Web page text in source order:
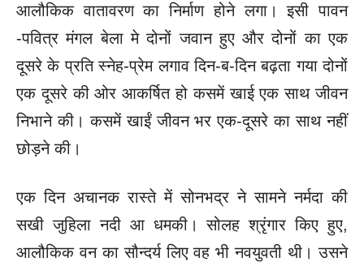
आलौकिक वातावरण का निर्माण होने लगा। इसी पावन
-पवित्र मंगल बेला मे दोनों जवान हुए और दोनों का एक
दूसरे के प्रति स्नेह-प्रेम लगाव दिन-ब-दिन बढ़ता गया दोनों
एक दूसरे की ओर आकर्षित हो कसमें खाई एक साथ जीवन
निभाने की। कसमें खाईं जीवन भर एक-दूसरे का साथ नहीं
छोड़ने की।
एक दिन अचानक रास्ते में सोनभद्र ने सामने नर्मदा की
सखी जुहिला नदी आ धमकी। सोलह श्रृंगार किए हुए,
आलौकिक वन का सौन्दर्य लिए वह भी नवयुवती थी। उसने